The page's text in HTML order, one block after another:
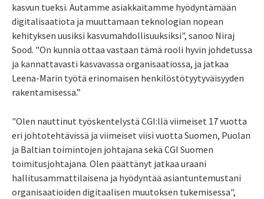
kasvun tueksi. Autamme asiakkaitamme hyödyntämään
digitalisaatiota ja muuttamaan teknologian nopean
kehityksen uusiksi kasvumahdollisuuksiksi", sanoo Niraj
Sood. "On kunnia ottaa vastaan tämä rooli hyvin johdetussa
ja kannattavasti kasvavassa organisaatiossa, ja jatkaa
Leena-Marin työtä erinomaisen henkilöstötyytyväisyyden
rakentamisessa.”
"Olen nauttinut työskentelystä CGI:llä viimeiset 17 vuotta
eri johtotehtävissä ja viimeiset viisi vuotta Suomen, Puolan
ja Baltian toimintojen johtajana sekä CGI Suomen
toimitusjohtajana. Olen päättänyt jatkaa uraani
hallitusammattilaisena ja hyödyntää asiantuntemustani
organisaatioiden digitaalisen muutoksen tukemisessa",